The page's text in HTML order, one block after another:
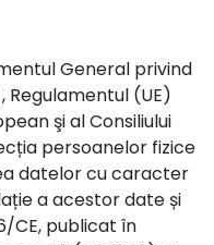
General privind
Regulamentul (UE)
şi al Consiliului
persoanelor fizice
datelor cu caracter
a acestor date și
CE, publicat în